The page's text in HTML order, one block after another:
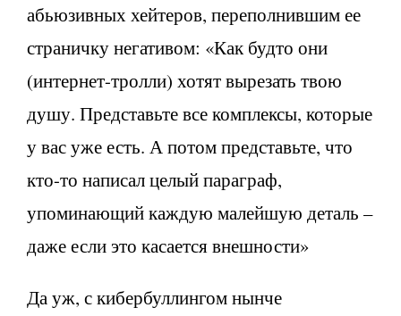
абьюзивных хейтеров, переполнившим ее
страничку негативом: «Как будто они
(интернет-тролли) хотят вырезать твою
душу. Представьте все комплексы, которые
у вас уже есть. А потом представьте, что
кто-то написал целый параграф,
упоминающий каждую малейшую деталь –
даже если это касается внешности»
Да уж, с кибербуллингом нынче